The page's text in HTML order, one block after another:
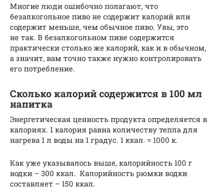
Многие люди ошибочно полагают, что
безалкогольное пиво не содержит калорий или
содержит меньше, чем обычное пиво. Увы, это
не так. В безалкогольном пиве содержится
практически столько же калорий, как и в обычном,
а значит, вам точно также нужно контролировать
его потребление.
Сколько калорий содержится в 100 мл
напитка
Энергетическая ценность продукта определяется в
калориях. 1 калория равна количеству тепла для
нагрева 1 л воды на 1 градус. 1 ккал. = 1000 к.
Как уже указывалось выше, калорийность 100 г
водки – 300 ккал. Калорийность рюмки водки
составляет – 150 ккал.